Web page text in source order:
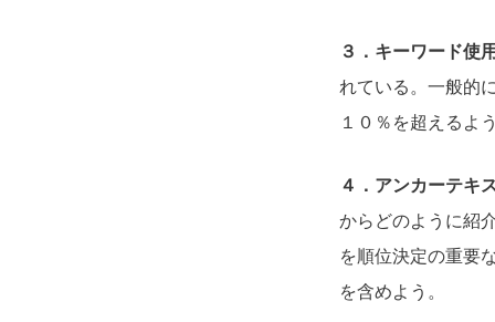
３．キーワード使
れている。一般的
１０％を超えるよ
４．アンカーテキ
からどのように紹
を順位決定の重要
を含めよう。